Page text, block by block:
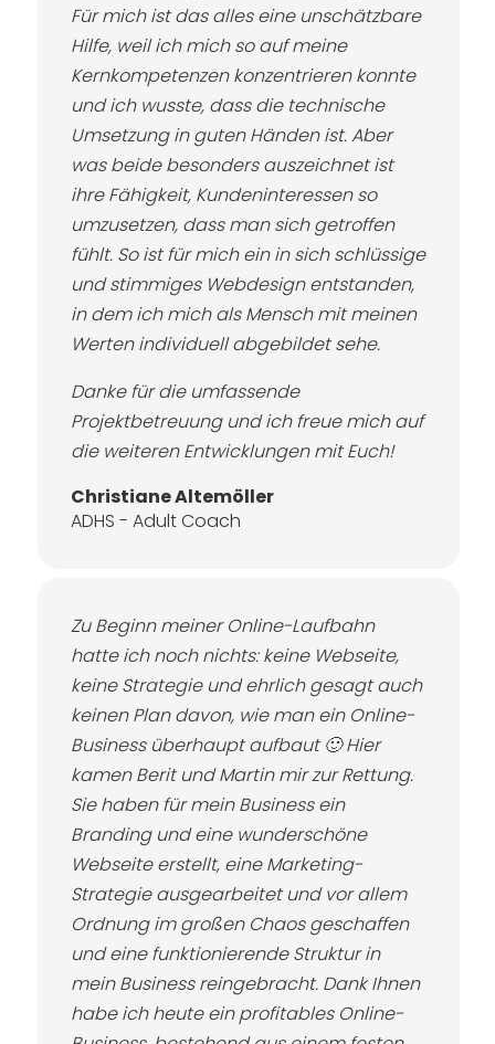
Für mich ist das alles eine unschätzbare
Hilfe, weil ich mich so auf meine
Kernkompetenzen konzentrieren konnte
und ich wusste, dass die technische
Umsetzung in guten Händen ist. Aber
was beide besonders auszeichnet ist
ihre Fähigkeit, Kundeninteressen so
umzusetzen, dass man sich getroffen
fühlt. So ist für mich ein in sich schlüssige
und stimmiges Webdesign entstanden,
in dem ich mich als Mensch mit meinen
Werten individuell abgebildet sehe.
Danke für die umfassende
Projektbetreuung und ich freue mich auf
die weiteren Entwicklungen mit Euch!
Christiane Altemöller
ADHS - Adult Coach
Zu Beginn meiner Online-Laufbahn
hatte ich noch nichts: keine Webseite,
keine Strategie und ehrlich gesagt auch
keinen Plan davon, wie man ein Online-
Business überhaupt aufbaut 🙂 Hier
kamen Berit und Martin mir zur Rettung.
Sie haben für mein Business ein
Branding und eine wunderschöne
Webseite erstellt, eine Marketing-
Strategie ausgearbeitet und vor allem
Ordnung im großen Chaos geschaffen
und eine funktionierende Struktur in
mein Business reingebracht. Dank Ihnen
habe ich heute ein profitables Online-